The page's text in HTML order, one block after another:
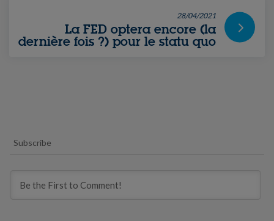
28/04/2021
La FED optera encore (la
dernière fois ?) pour le statu quo
Subscribe